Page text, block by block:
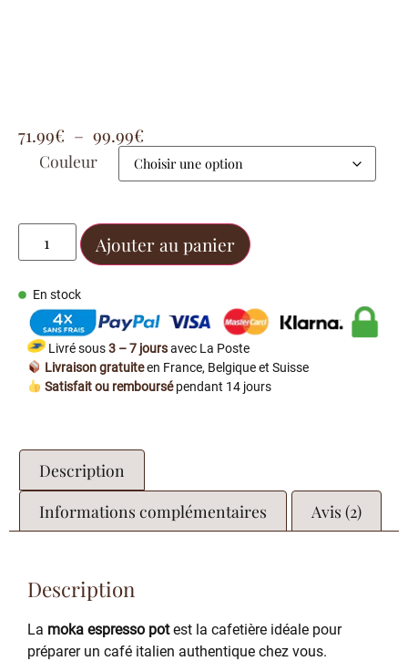
71.99€ – 99.99€
Couleur
Ajouter au panier
En stock
Livré sous3 – 7 joursavec La Poste
Livraison gratuiteen France, Belgique et Suisse
Satisfait ou remboursépendant 14 jours
Description
Informations complémentaires
Avis (2)
Description
La moka espresso potest la cafetière idéale pour
préparer un café italien authentique chez vous.